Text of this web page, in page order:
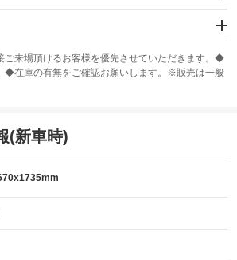
手席
ABS
再生
ご来場頂けるお客様を優先させていただきます。◆
◆在庫の有無をご確認お願いします。※販売は一般
(新車時)